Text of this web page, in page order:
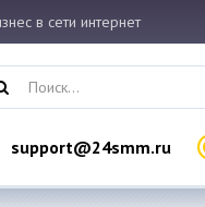
в сети интернет
support@24smm.ru